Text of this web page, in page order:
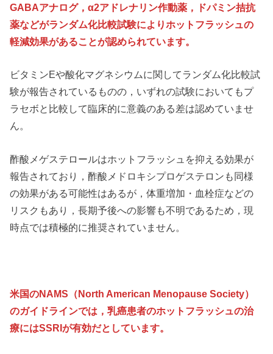
GABAアナログ，α2アドレナリン作動薬，ドパミン拮抗
薬などがランダム化比較試験によりホットフラッシュの
軽減効果があることが認められています。
ビタミンEや酸化マグネシウムに関してランダム化比較試
験が報告されているものの，いずれの試験においてもプ
ラセボと比較して臨床的に意義のある差は認めていませ
ん。
酢酸メゲステロールはホットフラッシュを抑える効果が
報告されており，酢酸メドロキシプロゲステロンも同様
の効果がある可能性はあるが，体重増加・血栓症などの
リスクもあり，長期予後への影響も不明であるため，現
時点では積極的に推奨されていません。
米国のNAMS（North American Menopause Society）
のガイドラインでは，乳癌患者のホットフラッシュの治
療にはSSRIが有効だとしています。